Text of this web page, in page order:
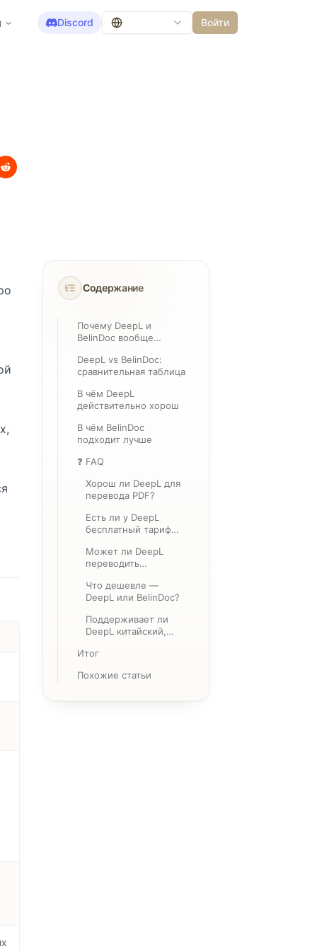
Discord Войти
Содержание
Почему DeepL и
BelinDoc вообще
DeepL vs BelinDoc:
сравнительная таблица
В чём DeepL
действительно хорош
В чём BelinDoc
подходит лучше
❓ FAQ
Хорош ли DeepL для
перевода PDF?
Есть ли у DeepL
бесплатный тариф
Может ли DeepL
переводить
Что дешевле —
DeepL или BelinDoc?
Поддерживает ли
DeepL китайский,
и арабский языки?
Итог
Похожие статьи